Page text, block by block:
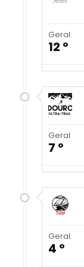
Geral
12 º
Geral
7 º
Geral
4 º